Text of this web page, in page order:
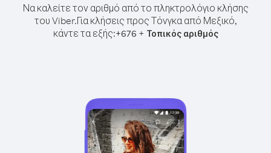
Να καλείτε τον αριθμό από το πληκτρολόγιο κλήσης
του Viber.Για κλήσεις προς Τόνγκα από Μεξικό,
κάντε τα εξής:+676 + Τοπικός αριθμός